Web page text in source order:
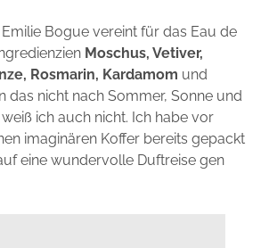
Bogue vereint für das Eau de
Moschus, Vetiver,
Rosmarin, Kardamom und
das nicht nach Sommer, Sonne und
ich auch nicht. Ich habe vor
imaginären Koffer bereits gepackt
eine wundervolle Duftreise gen